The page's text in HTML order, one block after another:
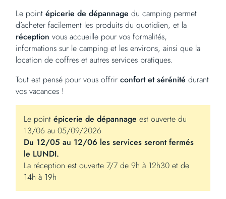
Le pointépicerie de dépannage du camping permet
d’acheter facilement les produits du quotidien, et la
réception vous accueille pour vos formalités,
informations sur le camping et les environs, ainsi que la
location de coffres et autres services pratiques.
Tout est pensé pour vous offrirconfort et sérénité durant
vos vacances !
Le pointépicerie de dépannage est ouverte du
13/06 au 05/09/2026
Du 12/05 au 12/06 les services seront fermés
le LUNDI.
La réception est ouverte 7/7 de 9h à 12h30 et de
14h à 19h